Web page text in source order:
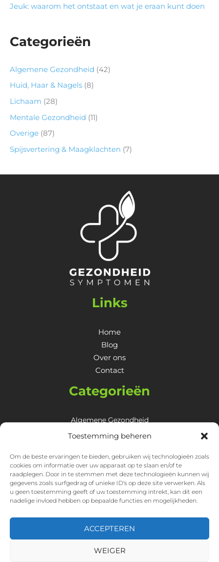
Toestemming beheren
Om de beste ervaringen te bieden, gebruiken wij technologieën zoals
cookies om informatie over uw apparaat op te slaan en/of te
raadplegen. Door in te stemmen met deze technologieën kunnen wij
gegevens zoals surfgedrag of unieke ID's op deze site verwerken. Als
u geen toestemming geeft of uw toestemming intrekt, kan dit een
nadelige invloed hebben op bepaalde functies en mogelijkheden.
ACCEPTEREN
WEIGER
Jeuk: waarom het ontstaat en wat je eraan kunt doen
Categorieën
Algemene Gezondheid (42)
Huid, Haar & Nagels (8)
Lichaam (28)
Mentale Gezondheid (11)
Overige (87)
Spijsvertering & Maagklachten (7)
Links
Home
Blog
Over ons
Contact
Categorieën
Algemene Gezondheid
Huid, Haar & Nagels
Mentale Gezondheid
Overige
Spijsvertering & Maagklachten
Copyright © 2026 Gezondheid symptomen